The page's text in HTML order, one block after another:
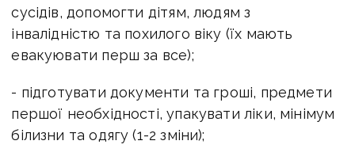
сусідів, допомогти дітям, людям з
інвалідністю та похилого віку (їх мають
евакуювати перш за все);
- підготувати документи та гроші, предмети
першої необхідності, упакувати ліки, мінімум
білизни та одягу (1-2 зміни);